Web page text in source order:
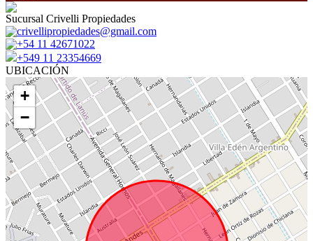
Sucursal Crivelli Propiedades
crivellipropiedades@gmail.com
+54 11 42671022
+549 11 23354669
UBICACIÓN
+
−